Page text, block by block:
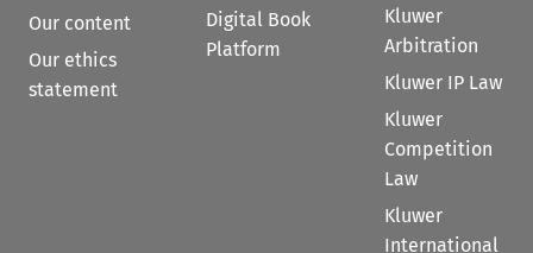
Our content
Our ethics
statement
Digital Book
Platform
Kluwer
Arbitration
Kluwer IP Law
Kluwer
Competition
Law
Kluwer
International